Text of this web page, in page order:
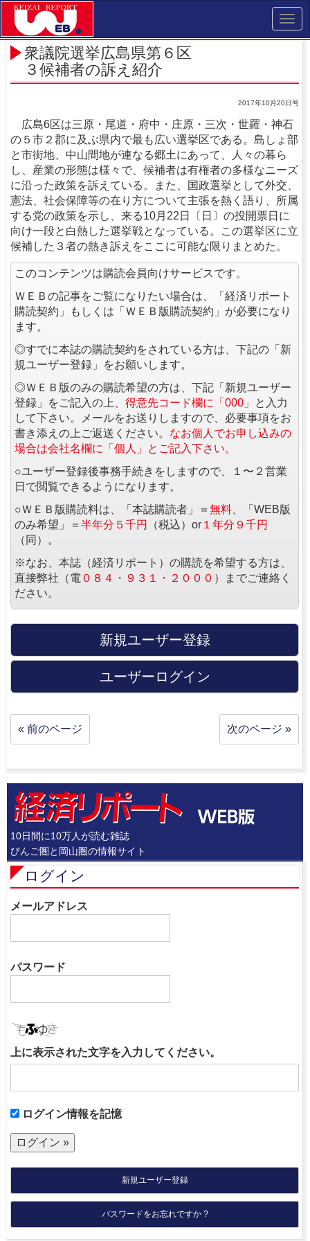
衆議院選挙広島県第６区
３候補者の訴え紹介
2017年10月20日号
広島6区は三原・尾道・府中・庄原・三次・世羅・神石
の５市２郡に及ぶ県内で最も広い選挙区である。島しょ部
と市街地、中山間地が連なる郷土にあって、人々の暮ら
し、産業の形態は様々で、候補者は有権者の多様なニーズ
に沿った政策を訴えている。また、国政選挙として外交、
憲法、社会保障等の在り方について主張を熱く語り、所属
する党の政策を示し、来る10月22日〔日〕の投開票日に
向け一段と白熱した選挙戦となっている。この選挙区に立
候補した３者の熱き訴えをここに可能な限りまとめた。
このコンテンツは購読会員向けサービスです。
ＷＥＢの記事をご覧になりたい場合は、「経済リポート
購読契約」もしくは「ＷＥＢ版購読契約」が必要になり
ます。
◎すでに本誌の購読契約をされている方は、下記の「新
規ユーザー登録」をお願いします。
◎ＷＥＢ版のみの購読希望の方は、下記「新規ユーザー
登録」をご記入の上、 得意先コード欄に「000」
と入力
して下さい。メールをお送りしますので、必要事項をお
書き添えの上ご返送ください。 なお個人でお申し込みの
場合は会社名欄に「個人」とご記入下さい。
○ユーザー登録後事務手続きをしますので、１〜２営業
日で閲覧できるようになります。
○ＷＥＢ版購読料は、「本誌購読者」＝ 無料 、「WEB版
のみ希望」＝ 半年分５千円 （税込）or １年分９千円
（同）。
※なお、本誌（経済リポート）の購読を希望する方は、
直接弊社（電 ０８４・９３１・２０００ ）までご連絡く
ださい。
新規ユーザー登録
ユーザーログイン
« 前のページ 次のページ »
10日間に10万人が読む雑誌
びんご圏と岡山圏の情報サイト
ログイン
メールアドレス
パスワード
上に表示された文字を入力してください。
ログイン情報を記憶
新規ユーザー登録
パスワードをお忘れですか ?